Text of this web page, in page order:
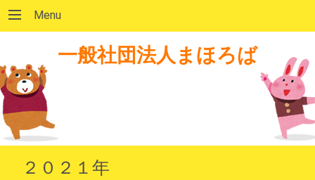
Menu
一般社団法人まほろば
２０２１年